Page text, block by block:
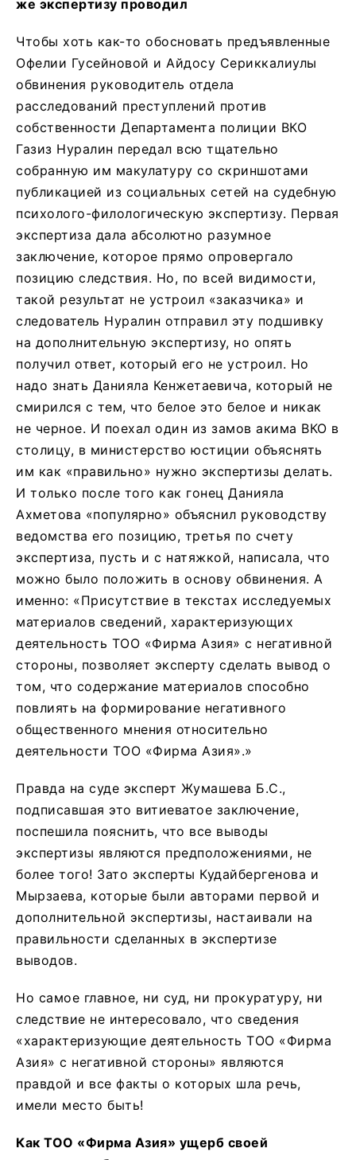
же экспертизу проводил
Чтобы хоть как-то обосновать предъявленные
Офелии Гусейновой и Айдосу Сериккалиулы
обвинения руководитель отдела
расследований преступлений против
собственности Департамента полиции ВКО
Газиз Нуралин передал всю тщательно
собранную им макулатуру со скриншотами
публикацией из социальных сетей на судебную
психолого-филологическую экспертизу. Первая
экспертиза дала абсолютно разумное
заключение, которое прямо опровергало
позицию следствия. Но, по всей видимости,
такой результат не устроил «заказчика» и
следователь Нуралин отправил эту подшивку
на дополнительную экспертизу, но опять
получил ответ, который его не устроил. Но
надо знать Данияла Кенжетаевича, который не
смирился с тем, что белое это белое и никак
не черное. И поехал один из замов акима ВКО в
столицу, в министерство юстиции объяснять
им как «правильно» нужно экспертизы делать.
И только после того как гонец Данияла
Ахметова «популярно» объяснил руководству
ведомства его позицию, третья по счету
экспертиза, пусть и с натяжкой, написала, что
можно было положить в основу обвинения. А
именно: «Присутствие в текстах исследуемых
материалов сведений, характеризующих
деятельность ТОО «Фирма Азия» с негативной
стороны, позволяет эксперту сделать вывод о
том, что содержание материалов способно
повлиять на формирование негативного
общественного мнения относительно
деятельности ТОО «Фирма Азия».»
Правда на суде эксперт Жумашева Б.С.,
подписавшая это витиеватое заключение,
поспешила пояснить, что все выводы
экспертизы являются предположениями, не
более того! Зато эксперты Кудайбергенова и
Мырзаева, которые были авторами первой и
дополнительной экспертизы, настаивали на
правильности сделанных в экспертизе
выводов.
Но самое главное, ни суд, ни прокуратуру, ни
следствие не интересовало, что сведения
«характеризующие деятельность ТОО «Фирма
Азия» с негативной стороны» являются
правдой и все факты о которых шла речь,
имели место быть!
Как ТОО «Фирма Азия» ущерб своей